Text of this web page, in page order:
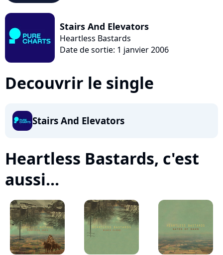
Stairs And Elevators
Heartless Bastards
Date de sortie: 1 janvier 2006
Decouvrir le single
Stairs And Elevators
Heartless Bastards, c'est
aussi...